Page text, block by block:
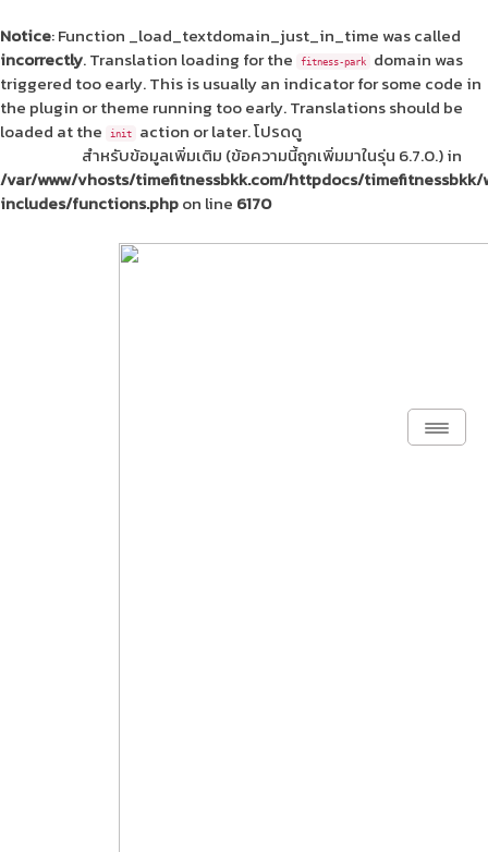
Notice: Function _load_textdomain_just_in_time was called
incorrectly. Translation loading for the fitness-park
domain was
triggered too early. This is usually an indicator for some code in
the plugin or theme running too early. Translations should be
loaded at the
init action or later. โปรดดู
สำหรับข้อมูลเพิ่มเติม (ข้อความนี้ถูกเพิ่มมาในรุ่น 6.7.0.) in
/var/www/vhosts/timefitnessbkk.com/httpdocs/
includes/functions.phpon line 6170
Toggle